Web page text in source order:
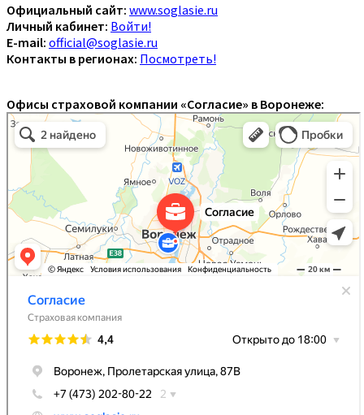
Официальный сайт: www.soglasie.ru
Личный кабинет: Войти!
E-mail: official@soglasie.ru
Контакты в регионах: Посмотреть!
Офисы страховой компании «Согласие» в Воронеже: